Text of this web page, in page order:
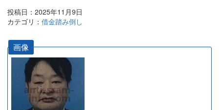
投稿日：2025年11月9日
カテゴリ： 借金踏み倒し
画像